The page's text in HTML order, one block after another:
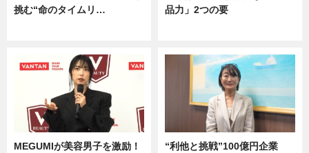
挑む“命のタイムリ…
品力」2つの要
MEGUMIが美容男子を激励！
“利他と挑戦”100億円企業